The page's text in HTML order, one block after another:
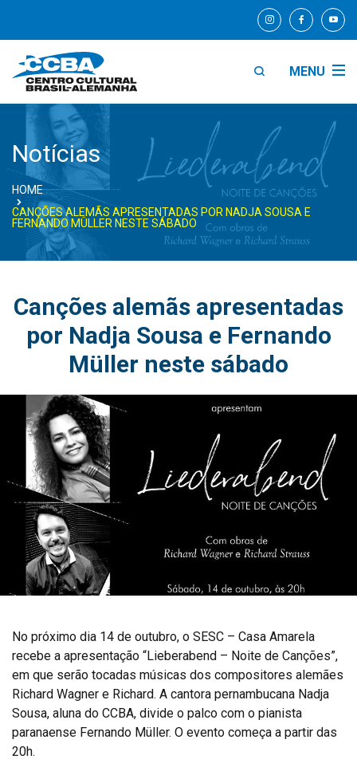
MENU
Notícias
HOME
CANÇÕES ALEMÃS APRESENTADAS POR NADJA SOUSA E
FERNANDO MÜLLER NESTE SÁBADO
Canções alemãs apresentadas
por Nadja Sousa e Fernando
Müller neste sábado
No próximo dia 14 de outubro, o SESC – Casa Amarela
recebe a apresentação “Lieberabend – Noite de Canções”,
em que serão tocadas músicas dos compositores alemães
Richard Wagner e Richard. A cantora pernambucana Nadja
Sousa, aluna do CCBA, divide o palco com o pianista
paranaense Fernando Müller. O evento começa a partir das
20h.